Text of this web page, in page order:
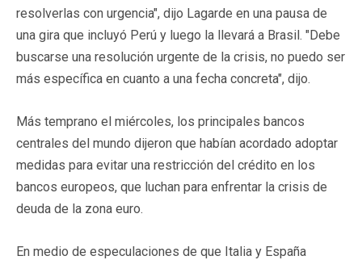
resolverlas con urgencia", dijo Lagarde en una pausa de
una gira que incluyó Perú y luego la llevará a Brasil. "Debe
buscarse una resolución urgente de la crisis, no puedo ser
más específica en cuanto a una fecha concreta", dijo.
Más temprano el miércoles, los principales bancos
centrales del mundo dijeron que habían acordado adoptar
medidas para evitar una restricción del crédito en los
bancos europeos, que luchan para enfrentar la crisis de
deuda de la zona euro.
En medio de especulaciones de que Italia y España